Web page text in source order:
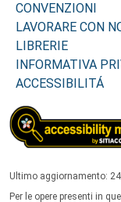
CONVENZIONI
LAVORARE CON
LIBRERIE
INFORMATIVA
ACCESSIBILITÁ
Ultimo aggiornamento:
Per le opere presenti in